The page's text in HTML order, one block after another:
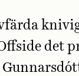
det